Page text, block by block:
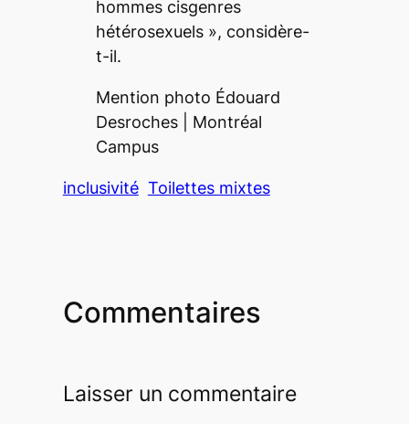
hommes cisgenres
hétérosexuels », considère-
t-il.
Mention photo Édouard
Desroches | Montréal
Campus
inclusivité Toilettes mixtes
Commentaires
Laisser un commentaire